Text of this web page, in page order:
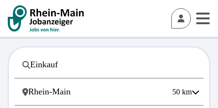
50 km